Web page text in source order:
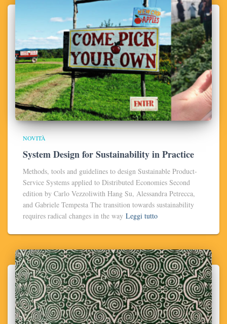
NOVITÀ
System Design for Sustainability in Practice
Methods, tools and guidelines to design Sustainable Product-
Service Systems applied to Distributed Economies Second
edition by Carlo Vezzoliwith Hang Su, Alessandra Petrecca,
and Gabriele Tempesta The transition towards sustainability
requires radical changes in the way Leggi tutto